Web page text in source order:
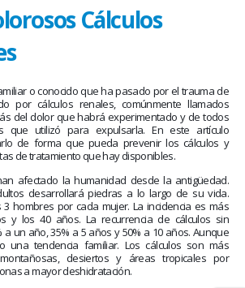
Cálculos
o conocido que ha pasado por el trauma de
por cálculos renales, comúnmente llamados
del dolor que habrá experimentado y de todos
que utilizó para expulsarla. En este artículo
de forma que pueda prevenir los cálculos y
de tratamiento que hay disponibles.
afectado la humanidad desde la antigüedad.
desarrollará piedras a lo largo de su vida.
hombres por cada mujer. La incidencia es más
y los 40 años. La recurrencia de cálculos sin
a un año, 35% a 5 años y 50% a 10 años. Aunque
una tendencia familiar. Los cálculos son más
desiertos y áreas tropicales por
a mayor deshidratación.
cervical
June 25, 2026
oncológica
June 10, 2026
¿Eres sobreviviente? Hora
abrazar la salud oncológica